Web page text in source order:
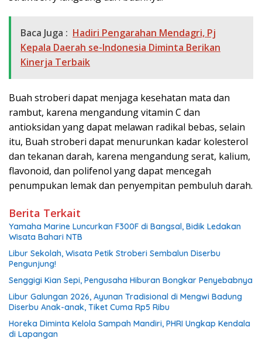
Baca Juga : Hadiri Pengarahan Mendagri, Pj
Kepala Daerah se-Indonesia Diminta Berikan
Kinerja Terbaik
Buah stroberi dapat menjaga kesehatan mata dan
rambut, karena mengandung vitamin C dan
antioksidan yang dapat melawan radikal bebas, selain
itu, Buah stroberi dapat menurunkan kadar kolesterol
dan tekanan darah, karena mengandung serat, kalium,
flavonoid, dan polifenol yang dapat mencegah
penumpukan lemak dan penyempitan pembuluh darah.
Berita Terkait
Yamaha Marine Luncurkan F300F di Bangsal, Bidik Ledakan
Wisata Bahari NTB
Libur Sekolah, Wisata Petik Stroberi Sembalun Diserbu
Pengunjung!
Senggigi Kian Sepi, Pengusaha Hiburan Bongkar Penyebabnya
Libur Galungan 2026, Ayunan Tradisional di Mengwi Badung
Diserbu Anak-anak, Tiket Cuma Rp5 Ribu
Horeka Diminta Kelola Sampah Mandiri, PHRI Ungkap Kendala
di Lapangan